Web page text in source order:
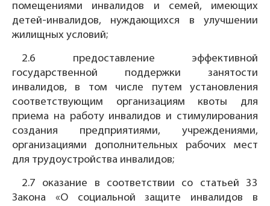
помещениями инвалидов и семей, имеющих
детей-инвалидов, нуждающихся в улучшении
жилищных условий;
2.6 предоставление эффективной
государственной поддержки занятости
инвалидов, в том числе путем установления
соответствующим организациям квоты для
приема на работу инвалидов и стимулирования
создания предприятиями, учреждениями,
организациями дополнительных рабочих мест
для трудоустройства инвалидов;
2.7 оказание в соответствии со статьей 33
Закона «О социальной защите инвалидов в